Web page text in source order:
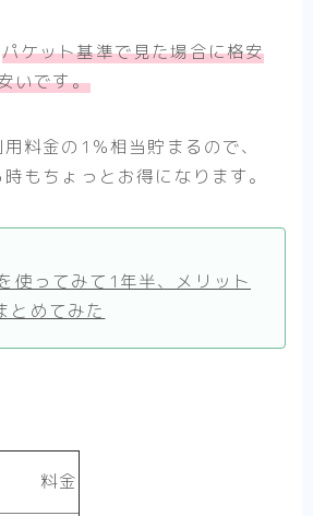
パケット基準で見た場合に格安
いです。
料金の1％相当貯まるので、
もちょっとお得になります。
使ってみて1年半、メリット
とめてみた
料金